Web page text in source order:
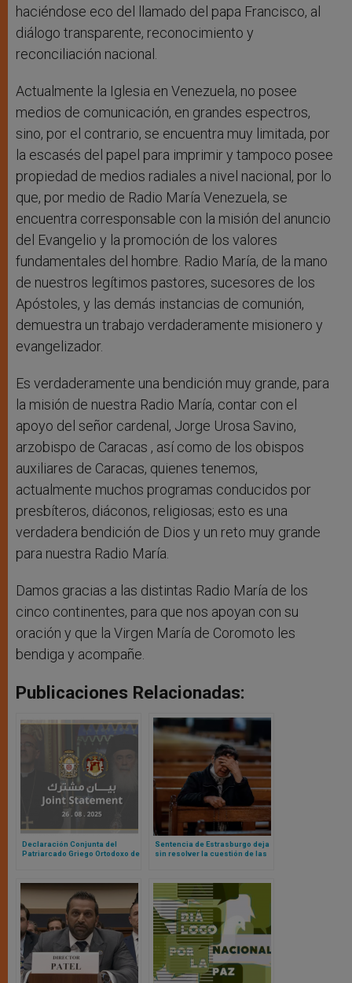
haciéndose eco del llamado del papa Francisco, al
diálogo transparente, reconocimiento y
reconciliación nacional.
Actualmente la Iglesia en Venezuela, no posee
medios de comunicación, en grandes espectros,
sino, por el contrario, se encuentra muy limitada, por
la escasés del papel para imprimir y tampoco posee
propiedad de medios radiales a nivel nacional, por lo
que, por medio de Radio María Venezuela, se
encuentra corresponsable con la misión del anuncio
del Evangelio y la promoción de los valores
fundamentales del hombre. Radio María, de la mano
de nuestros legítimos pastores, sucesores de los
Apóstoles, y las demás instancias de comunión,
demuestra un trabajo verdaderamente misionero y
evangelizador.
Es verdaderamente una bendición muy grande, para
la misión de nuestra Radio María, contar con el
apoyo del señor cardenal, Jorge Urosa Savino,
arzobispo de Caracas , así como de los obispos
auxiliares de Caracas, quienes tenemos,
actualmente muchos programas conducidos por
presbíteros, diáconos, religiosas; esto es una
verdadera bendición de Dios y un reto muy grande
para nuestra Radio María.
Damos gracias a las distintas Radio María de los
cinco continentes, para que nos apoyan con su
oración y que la Virgen María de Coromoto les
bendiga y acompañe.
Publicaciones Relacionadas:
Declaración Conjunta del
Patriarcado Griego Ortodoxo de
invasión total de Gaza por parte
de Israel
Sentencia de Estrasburgo deja
sin resolver la cuestión de las